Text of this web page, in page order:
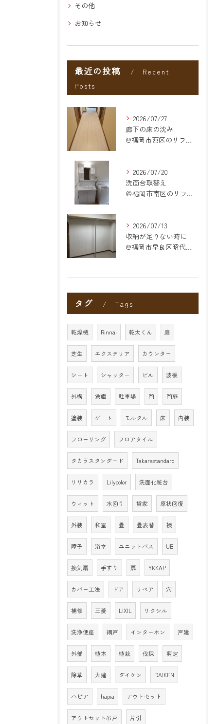
その他
お知らせ
最近の投稿
Recent
Posts
2026/07/27
廊下の床の沈み
@福岡市西区のリフォーム
2026/07/20
洗面台取替え
＠福岡市南区のリフォーム
2026/07/13
収納が足りない時に
@福岡市早良区昭代のリフォーム
タグ Tags
乾燥機 Rinnai 乾太くん 庭
芝生 エクステリア カウンター
シート シャッター ビル 波板
外構 倉庫 駐車場 門 門扉
塗装 ゲート モルタル 床 内装
フローリング フロアタイル
タカラスタンダード Takarastandard
リリカラ Lilycolor 洗面化粧台
ウィット 水回り 貸家 原状回復
外装 和室 畳 畳表替 襖
障子 浴室 ユニットバス UB
換気扇 手すり 扉 YKKAP
カバー工法 ドア リペア 穴
補修 三菱 LIXIL リクシル
洗浄便座 網戸 インターホン 戸建
外部 植木 植栽 伐採 剪定
除草 大建 ダイケン DAIKEN
ハピア hapia アウトセット
アウトセット吊戸 片引